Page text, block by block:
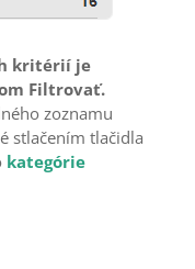
kritérií je
Filtrovať.
zoznamu
stlačením tlačidla
kategórie